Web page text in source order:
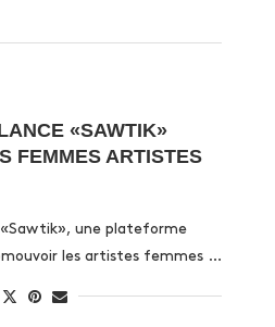
«SAWTIK»
FEMMES ARTISTES
une plateforme
les artistes femmes …